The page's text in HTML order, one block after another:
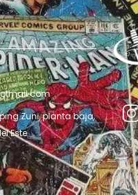
Zuni, planta baja,
Este